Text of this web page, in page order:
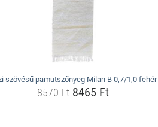
szövésű pamutszőnyeg Milan B 0,7/1,0 fehér
8570 Ft 8465 Ft